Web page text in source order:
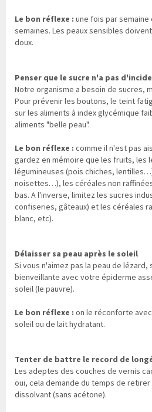
Le bon réflexe : une fois par
semaines. Les peaux sensibles
doux.
Penser que le sucre n'a pas
Notre organisme a besoin de sucres,
Pour prévenir les boutons, le teint
sur les aliments à index glycémique
aliments "belle peau".
Le bon réflexe : comme il n'est pas
gardez en mémoire que les fruits, les
légumineuses (pois chiches,
noisettes…), les céréales non
bas. A l'inverse, limitez les sucres
confiseries, gâteaux) et les céréales
blanc, etc).
Délaisser sa peau après le soleil
Si vous n'aimez pas la peau de
bienveillante avec votre épiderme
soleil (le pauvre).
Le bon réflexe : on le réconforte
soleil ou de lait hydratant.
Tenter de battre le record de
Les adeptes des couches de vernis
oui, cela demande du temps de retirer
dissolvant (sans acétone).